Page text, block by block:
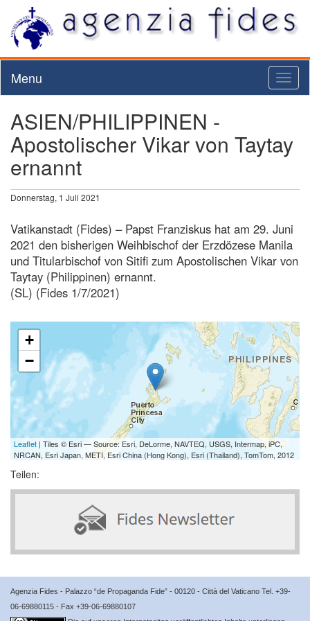
Menu
ASIEN/PHILIPPINEN -
Apostolischer Vikar von Taytay
ernannt
Donnerstag, 1 Juli 2021
Vatikanstadt (Fides) – Papst Franziskus hat am 29. Juni
2021 den bisherigen Weihbischof der Erzdözese Manila
und Titularbischof von Sitifi zum Apostolischen Vikar von
Taytay (Philippinen) ernannt.
(SL) (Fides 1/7/2021)
+
−
Leaflet | Tiles © Esri — Source: Esri, DeLorme, NAVTEQ, USGS, Intermap, iPC,
NRCAN, Esri Japan, METI, Esri China (Hong Kong), Esri (Thailand), TomTom, 2012
Teilen:
Agenzia Fides - Palazzo “de Propaganda Fide” - 00120 - Città del Vaticano Tel. +39-
06-69880115 - Fax +39-06-69880107